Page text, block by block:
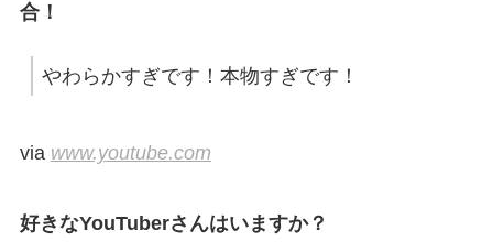
合！
やわらかすぎです！本物すぎです！
via www.youtube.com
好きなYouTuberさんはいますか？